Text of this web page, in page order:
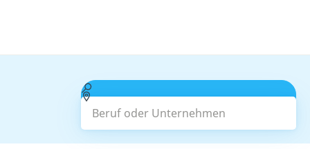
Beruf oder Unternehmen
Suchen